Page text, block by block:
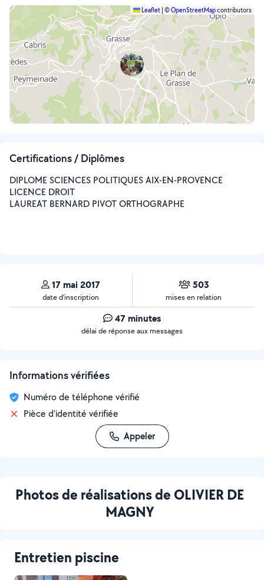
Leaflet ©OpenStreetMapcontributors
Certifications / Diplômes
DIPLOME SCIENCES POLITIQUES AIX-EN-PROVENCE
LICENCE DROIT
LAUREAT BERNARD PIVOT ORTHOGRAPHE
17 mai 2017
date d’inscription
503
mises en relation
47 minutes
délai de réponse aux messages
Informations vérifiées
Numéro de téléphone vérifié
Pièce d'identité vérifiée
Appeler
Photos de réalisations de OLIVIER DE
MAGNY
Entretien piscine